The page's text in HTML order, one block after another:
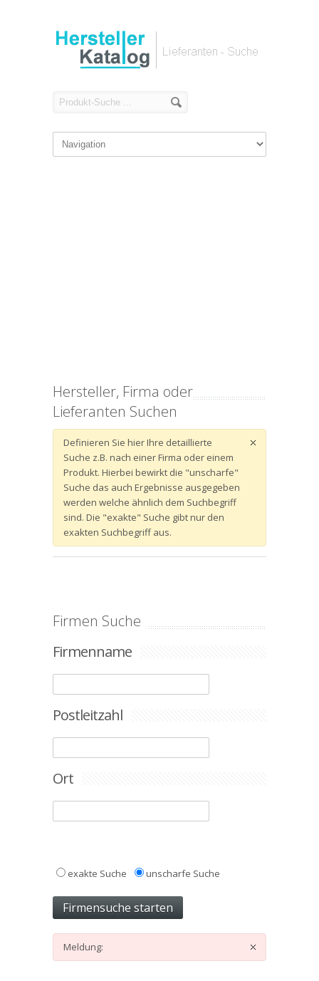
Hersteller, Firma oder
Lieferanten Suchen
Definieren Sie hier Ihre detaillierte
Suche z.B. nach einer Firma oder einem
Produkt. Hierbei bewirkt die "unscharfe"
Suche das auch Ergebnisse ausgegeben
werden welche ähnlich dem Suchbegriff
sind. Die "exakte" Suche gibt nur den
exakten Suchbegriff aus.
Firmen Suche
Firmenname
Postleitzahl
Ort
exakte Suche unscharfe Suche
Meldung: